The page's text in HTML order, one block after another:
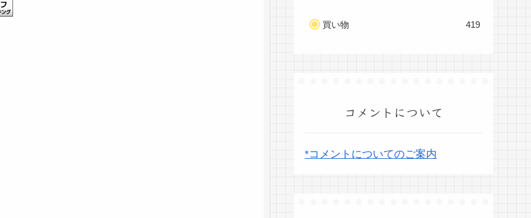
買い物 419
コメントについて
*コメントについてのご案内